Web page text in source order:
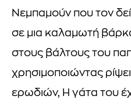
Νεμπαμούν που τον
σε μια καλαμωτή
στους βάλτους του
χρησιμοποιώντας
ερωδιών, Η γάτα του